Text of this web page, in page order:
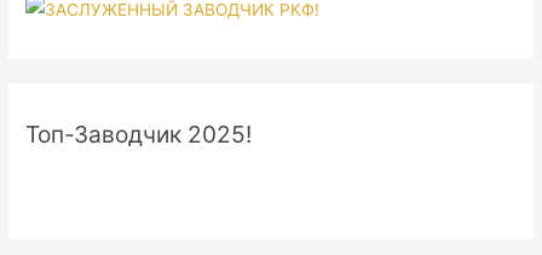
Топ-Заводчик 2025!